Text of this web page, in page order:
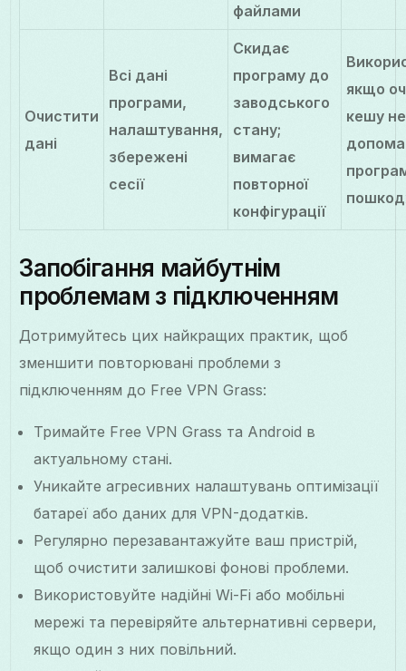
файлами
Очистити
дані
Всі дані
програми,
налаштування,
збережені
сесії
Скидає
програму до
заводського
стану;
вимагає
повторної
конфігурації
якщо
кешу не
Запобігання майбутнім
проблемам з підключенням
Дотримуйтесь цих найкращих практик, щоб
зменшити повторювані проблеми з
підключенням до Free VPN Grass:
Тримайте Free VPN Grass та Android в
актуальному стані.
Уникайте агресивних налаштувань оптимізації
батареї або даних для VPN-додатків.
Регулярно перезавантажуйте ваш пристрій,
щоб очистити залишкові фонові проблеми.
Використовуйте надійні Wi-Fi або мобільні
мережі та перевіряйте альтернативні сервери,
якщо один з них повільний.